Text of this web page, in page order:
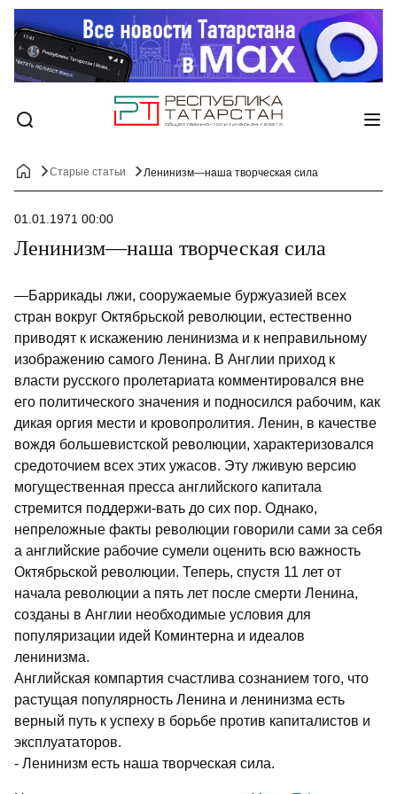
Старые статьи Ленинизм—наша творческая сила
01.01.1971 00:00
Ленинизм—наша творческая сила
—Баррикады лжи, сооружаемые буржуазией всех
стран вокруг Октябрьской революции, естественно
приводят к искажению ленинизма и к неправильному
изображению самого Ленина. В Англии приход к
власти русского пролетариата комментировался вне
его политического значения и подносился рабочим, как
дикая оргия мести и кровопролития. Ленин, в качестве
вождя большевистской революции, характеризовался
средоточием всех этих ужасов. Эту лживую версию
могущественная пресса английского капитала
стремится поддержи-вать до сих пор. Однако,
непреложные факты революции говорили сами за себя
а английские рабочие сумели оценить всю важность
Октябрьской революции. Теперь, спустя 11 лет от
начала революции а пять лет после смерти Ленина,
созданы в Англии необходимые условия для
популяризации идей Коминтерна и идеалов
ленинизма.
Английская компартия счастлива сознанием того, что
растущая популярность Ленина и ленинизма есть
верный путь к успеху в борьбе против капиталистов и
эксплуататоров.
- Ленинизм есть наша творческая сила.